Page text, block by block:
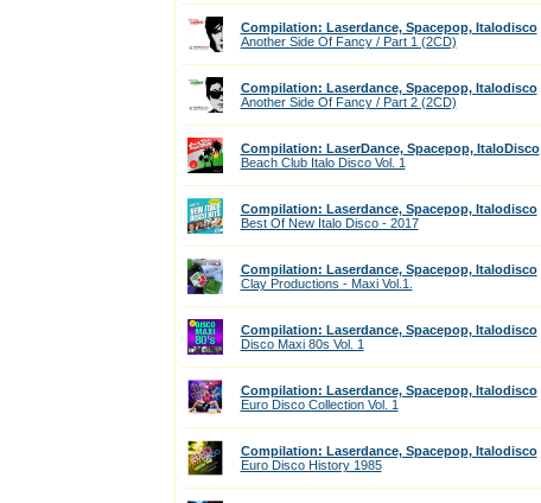
Compilation: Laserdance, Spacepop, Italodisco
Another Side Of Fancy / Part 1 (2CD)
Compilation: Laserdance, Spacepop, Italodisco
Another Side Of Fancy / Part 2 (2CD)
Compilation: LaserDance, Spacepop, ItaloDisco
Beach Club Italo Disco Vol. 1
Compilation: Laserdance, Spacepop, Italodisco
Best Of New Italo Disco - 2017
Compilation: Laserdance, Spacepop, Italodisco
Clay Productions - Maxi Vol.1.
Compilation: Laserdance, Spacepop, Italodisco
Disco Maxi 80s Vol. 1
Compilation: Laserdance, Spacepop, Italodisco
Euro Disco Collection Vol. 1
Compilation: Laserdance, Spacepop, Italodisco
Euro Disco History 1985